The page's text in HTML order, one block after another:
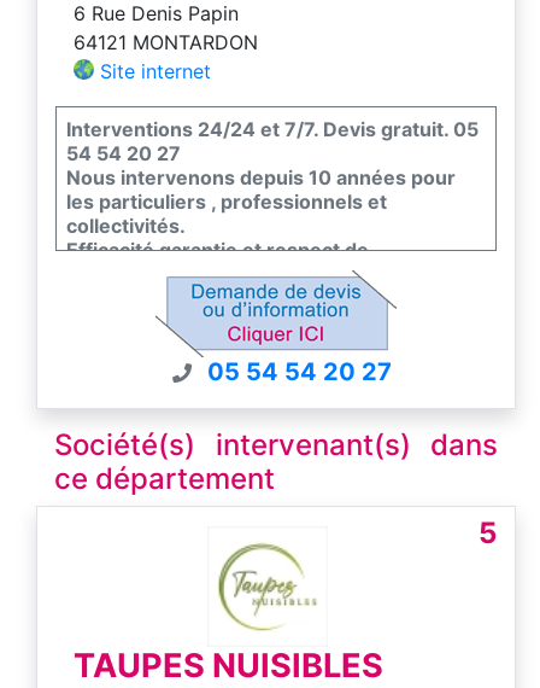
6 Rue Denis Papin
64121 MONTARDON
Site internet
Interventions 24/24 et 7/7. Devis gratuit. 05
54 54 20 27
Nous intervenons depuis 10 années pour
les particuliers , professionnels et
collectivités.
Efficacité garantie et respect de
l'environnement et de la faune et flore.
Nous sommes certifiés certiphyto -
certibiocide et nous sommes couvert par un
contrat d'assurance pour nos interventions.
05 54 54 20 27
Société(s) intervenant(s) dans
ce département
5
TAUPES NUISIBLES